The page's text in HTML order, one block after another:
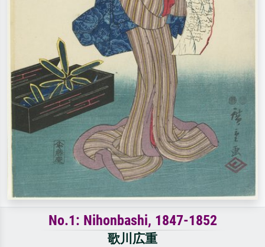
No.1: Nihonbashi, 1847-1852
歌川広重